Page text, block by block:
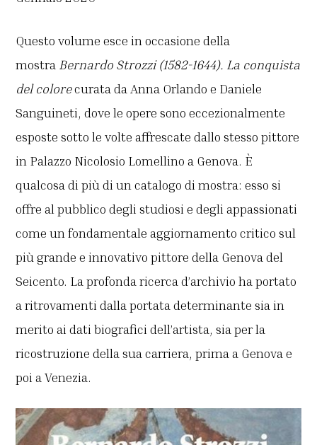
Questo volume esce in occasione della
mostra Bernardo Strozzi (1582-1644). La conquista
del colorecurata da Anna Orlando e Daniele
Sanguineti, dove le opere sono eccezionalmente
esposte sotto le volte affrescate dallo stesso pittore
in Palazzo Nicolosio Lomellino a Genova. È
qualcosa di più di un catalogo di mostra: esso si
offre al pubblico degli studiosi e degli appassionati
come un fondamentale aggiornamento critico sul
più grande e innovativo pittore della Genova del
Seicento. La profonda ricerca d’archivio ha portato
a ritrovamenti dalla portata determinante sia in
merito ai dati biografici dell’artista, sia per la
ricostruzione della sua carriera, prima a Genova e
poi a Venezia.